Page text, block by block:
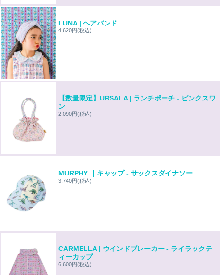
LUNA | ヘアバンド
4,620円(税込)
【数量限定】URSALA | ランチポーチ - ピンクスワ
ン
2,090円(税込)
MURPHY ｜キャップ - サックスダイナソー
3,740円(税込)
CARMELLA | ウインドブレーカー - ライラックテ
ィーカップ
6,600円(税込)